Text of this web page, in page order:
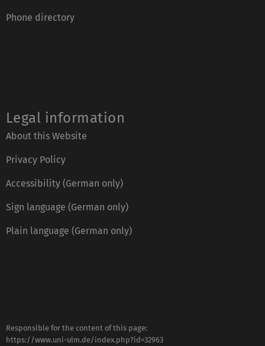
Phone directory
Legal information
About this Website
Privacy Policy
Accessibility (German only)
Sign language (German only)
Plain language (German only)
Responsible for the content of this page:
https://www.uni-ulm.de/index.php?id=32963